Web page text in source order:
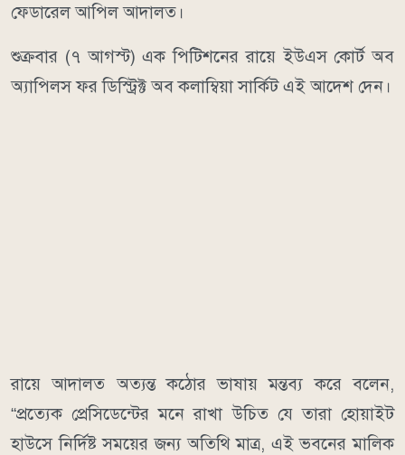
ফেডারেল আপিল আদালত।
শুক্রবার (৭ আগস্ট) এক পিটিশনের রায়ে ইউএস কোর্ট অব
অ্যাপিলস ফর ডিস্ট্রিক্ট অব কলাম্বিয়া সার্কিট এই আদেশ দেন।
রায়ে আদালত অত্যন্ত কঠোর ভাষায় মন্তব্য করে বলেন,
“প্রত্যেক প্রেসিডেন্টের মনে রাখা উচিত যে তারা হোয়াইট
হাউসে নির্দিষ্ট সময়ের জন্য অতিথি মাত্র, এই ভবনের মালিক